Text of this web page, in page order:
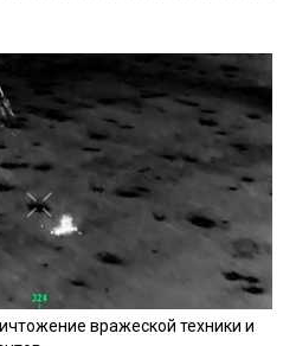
вражеской техники и